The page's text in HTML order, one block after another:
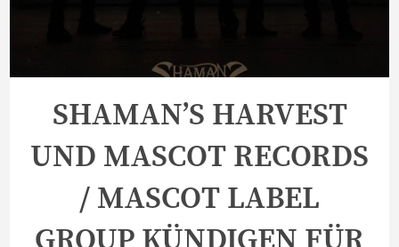
SHAMAN’S HARVEST
UND MASCOT RECORDS
/ MASCOT LABEL